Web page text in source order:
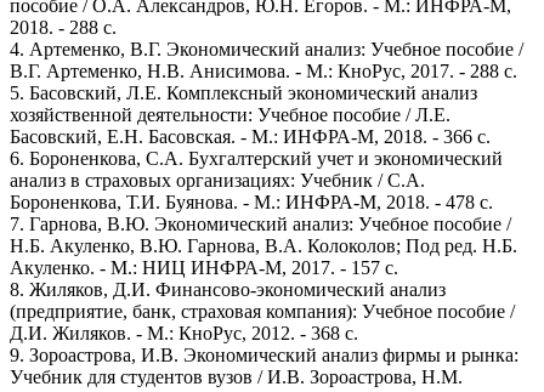
пособие / О.А. Александров, Ю.Н. Егоров. - М.: ИНФРА-М,
2018. - 288 c.
4. Артеменко, В.Г. Экономический анализ: Учебное пособие /
В.Г. Артеменко, Н.В. Анисимова. - М.: КноРус, 2017. - 288 c.
5. Басовский, Л.Е. Комплексный экономический анализ
хозяйственной деятельности: Учебное пособие / Л.Е.
Басовский, Е.Н. Басовская. - М.: ИНФРА-М, 2018. - 366 c.
6. Бороненкова, С.А. Бухгалтерский учет и экономический
анализ в страховых организациях: Учебник / С.А.
Бороненкова, Т.И. Буянова. - М.: ИНФРА-М, 2018. - 478 c.
7. Гарнова, В.Ю. Экономический анализ: Учебное пособие /
Н.Б. Акуленко, В.Ю. Гарнова, В.А. Колоколов; Под ред. Н.Б.
Акуленко. - М.: НИЦ ИНФРА-М, 2017. - 157 c.
8. Жиляков, Д.И. Финансово-экономический анализ
(предприятие, банк, страховая компания): Учебное пособие /
Д.И. Жиляков. - М.: КноРус, 2012. - 368 c.
9. Зороастрова, И.В. Экономический анализ фирмы и рынка:
Учебник для студентов вузов / И.В. Зороастрова, Н.М.